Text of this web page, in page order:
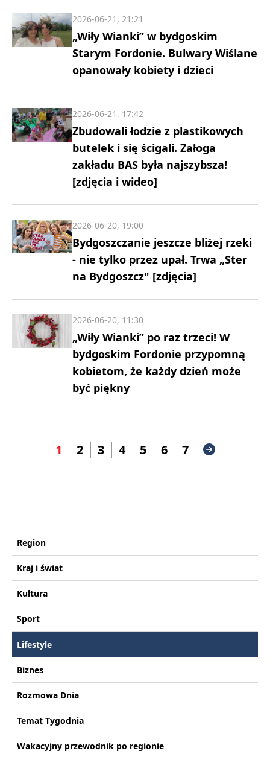
„Wiły Wianki” w bydgoskim
Starym Fordonie. Bulwary Wiślane
opanowały kobiety i dzieci
2026-06-21, 21:21
Zbudowali łodzie z plastikowych
butelek i się ścigali. Załoga
zakładu BAS była najszybsza!
[zdjęcia i wideo]
2026-06-21, 17:42
Bydgoszczanie jeszcze bliżej rzeki
- nie tylko przez upał. Trwa „Ster
na Bydgoszcz" [zdjęcia]
2026-06-20, 19:00
„Wiły Wianki” po raz trzeci! W
bydgoskim Fordonie przypomną
kobietom, że każdy dzień może
być piękny
2026-06-20, 11:30
1 2 3 4 5 6 7
Region
Kraj i świat
Kultura
Sport
Lifestyle
Biznes
Rozmowa Dnia
Temat Tygodnia
Wakacyjny przewodnik po regionie